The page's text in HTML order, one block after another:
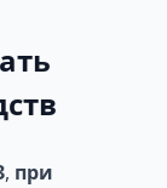
, при